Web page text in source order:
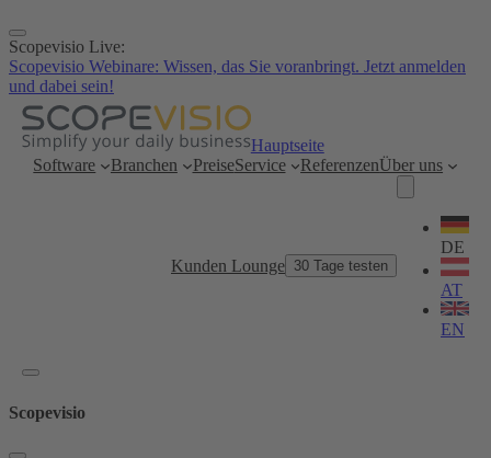
Zum
Inhalt
springen
Scopevisio Live:
Scopevisio Webinare: Wissen, das Sie voranbringt. Jetzt anmelden
und dabei sein!
Hauptseite
Software
Branchen PreiseService ReferenzenÜber uns
Kunden Lounge 30 Tage testen
Sprache
wählen
DE
AT
EN
Scopevisio